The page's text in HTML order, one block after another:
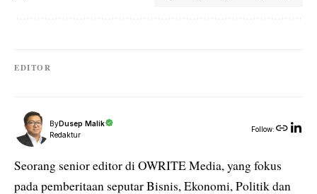
EDITOR
ByDusep Malik
Redaktur
Follow:
Seorang senior editor di OWRITE Media, yang fokus
pada pemberitaan seputar Bisnis, Ekonomi, Politik dan